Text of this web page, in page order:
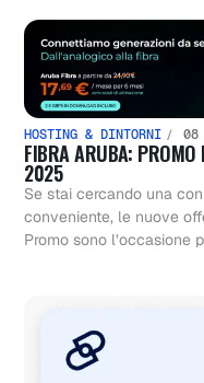
HOSTING & DINTORNI 08
FIBRA ARUBA: PROMO
2025
Se stai cercando una
conveniente, le nuove
Promo sono l’occasione